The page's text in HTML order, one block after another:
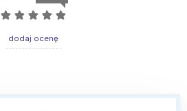
☆ ☆ ☆ ☆ ☆
dodaj ocenę